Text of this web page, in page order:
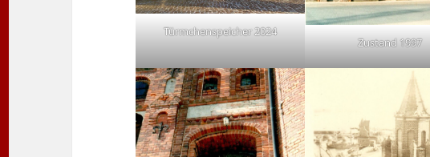
Türmchenspeicher 2024
Zustand 1997